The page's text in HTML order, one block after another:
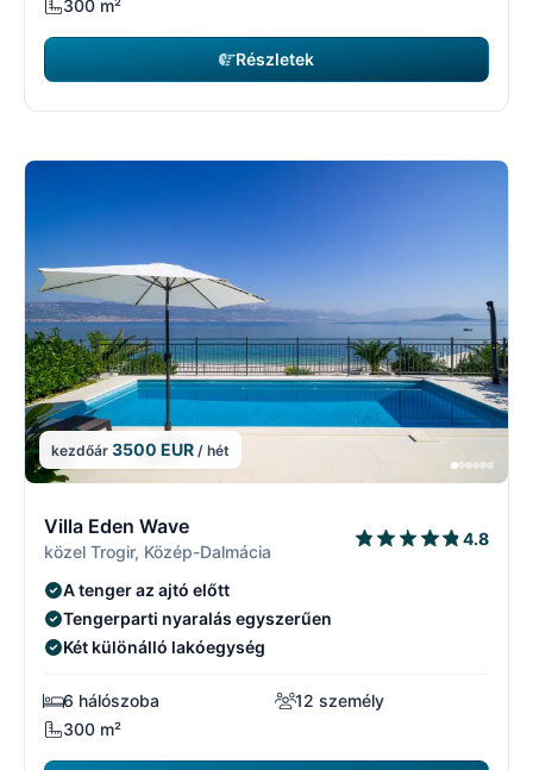
300 m²
Részletek
kezdőár 3500 EUR / hét
Villa Eden Wave
közel Trogir, Közép-Dalmácia
4.8
A tenger az ajtó előtt
Tengerparti nyaralás egyszerűen
Két különálló lakóegység
6 hálószoba
12 személy
300 m²